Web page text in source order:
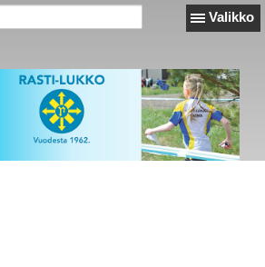
Valikko